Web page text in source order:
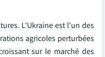
L'Ukraine est l'un des
agricoles perturbées
sur le marché des